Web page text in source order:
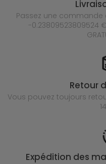
Passez une commande
-0.23809523809524
Retour
Vous pouvez toujours
Expédition des